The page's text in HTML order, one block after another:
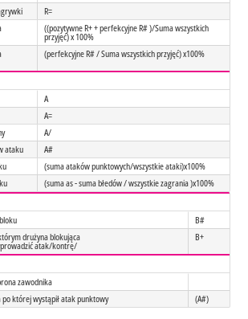
R=
((pozytywne R+ + perfekcyjne R# )/Suma wszystkich
przyjęć) x 100%
(perfekcyjne R# / Suma wszystkich przyjęć) x100%
A
A=
A/
ataku
A#
(suma ataków punktowych/wszystkie ataki)x100%
(suma as - suma błedów / wszystkie zagrania )x100%
B#
drużyna blokująca
atak/kontrę/
B+
zawodnika
po której wystąpił atak punktowy (A#)